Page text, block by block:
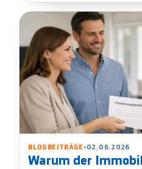
BLOGBEITRÄGE •02.06.2026
Warum der